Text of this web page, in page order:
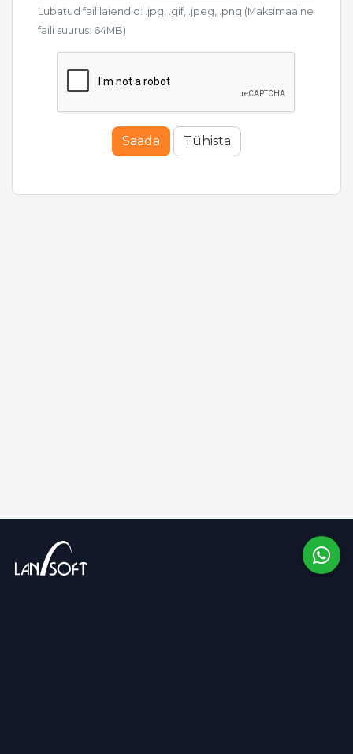
Lubatud faililaiendid: .jpg, .gif, .jpeg, .png (Maksimaalne
faili suurus: 64MB)
Saada Tühista